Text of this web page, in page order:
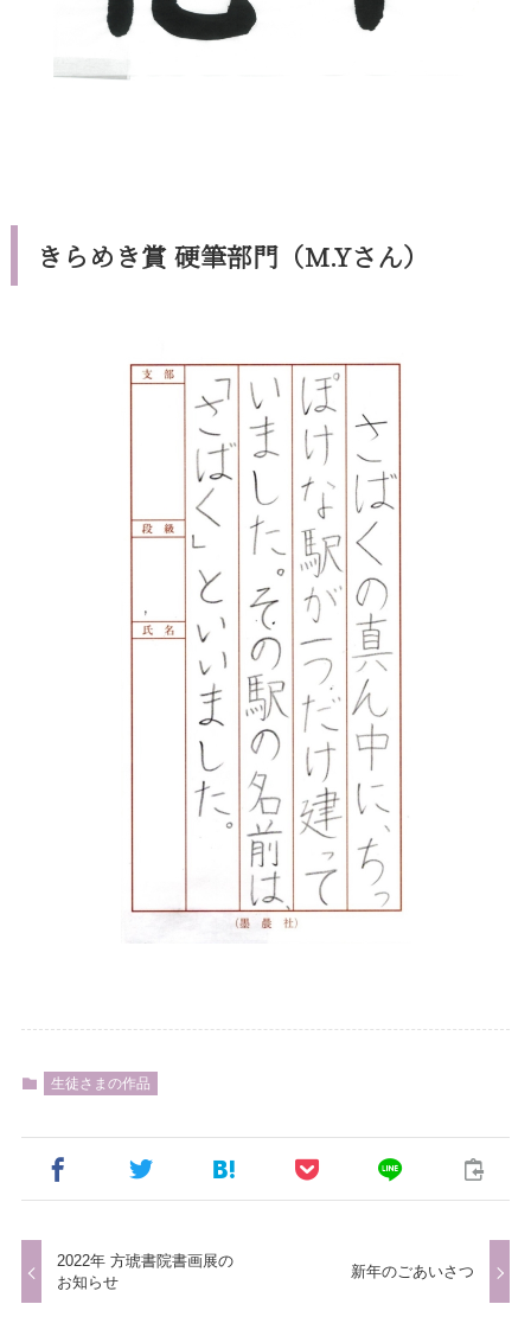
きらめき賞 硬筆部門（M.Yさん）
生徒さまの作品
2022年 方琥書院書画展の
お知らせ
新年のごあいさつ